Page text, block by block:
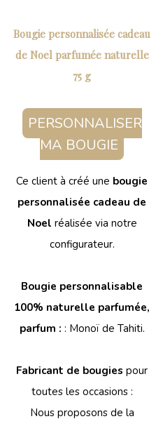
Bougie personnalisée cadeau
de Noel parfumée naturelle
75 g
PERSONNALISER
MA BOUGIE
Ce client à créé une bougie
personnalisée cadeau de
Noel réalisée via notre
configurateur.
Bougie personnalisable
100% naturelle parfumée,
parfum : : Monoï de Tahiti.
Fabricant de bougies pour
toutes les occasions :
Nous proposons de la